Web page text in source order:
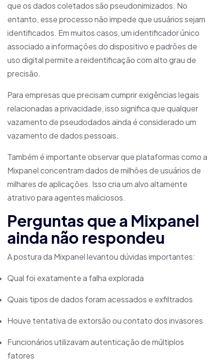
que os dados coletados são pseudonimizados. No
entanto, esse processo não impede que usuários sejam
identificados. Em muitos casos, um identificador único
associado a informações do dispositivo e padrões de
uso digital permite a reidentificação com alto grau de
precisão.
Para empresas que precisam cumprir exigências legais
relacionadas a privacidade, isso significa que qualquer
vazamento de pseudodados ainda é considerado um
vazamento de dados pessoais.
Também é importante observar que plataformas como a
Mixpanel concentram dados de milhões de usuários de
milhares de aplicações. Isso cria um alvo altamente
atrativo para agentes maliciosos.
Perguntas que a Mixpanel
ainda não respondeu
A postura da Mixpanel levantou dúvidas importantes:
Qual foi exatamente a falha explorada
Quais tipos de dados foram acessados e exfiltrados
Houve tentativa de extorsão ou contato dos invasores
Funcionários utilizavam autenticação de múltiplos
fatores